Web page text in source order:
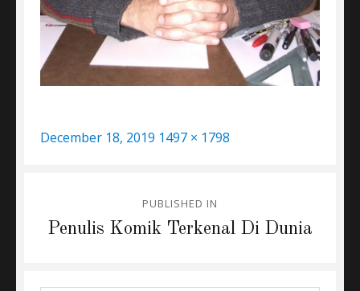
Posted
December 18, 2019 Full
1497 × 1798
navigation
PUBLISHED IN
Penulis Komik Terkenal Di Dunia